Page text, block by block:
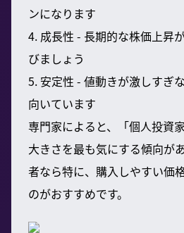
ンになります
4. 成長性 - 長期的な株価上昇
びましょう
5. 安定性 - 値動きが激しすぎ
向いています
専門家によると、「個人投資
大きさを最も気にする傾向が
者なら特に、購入しやすい価
のがおすすめです。